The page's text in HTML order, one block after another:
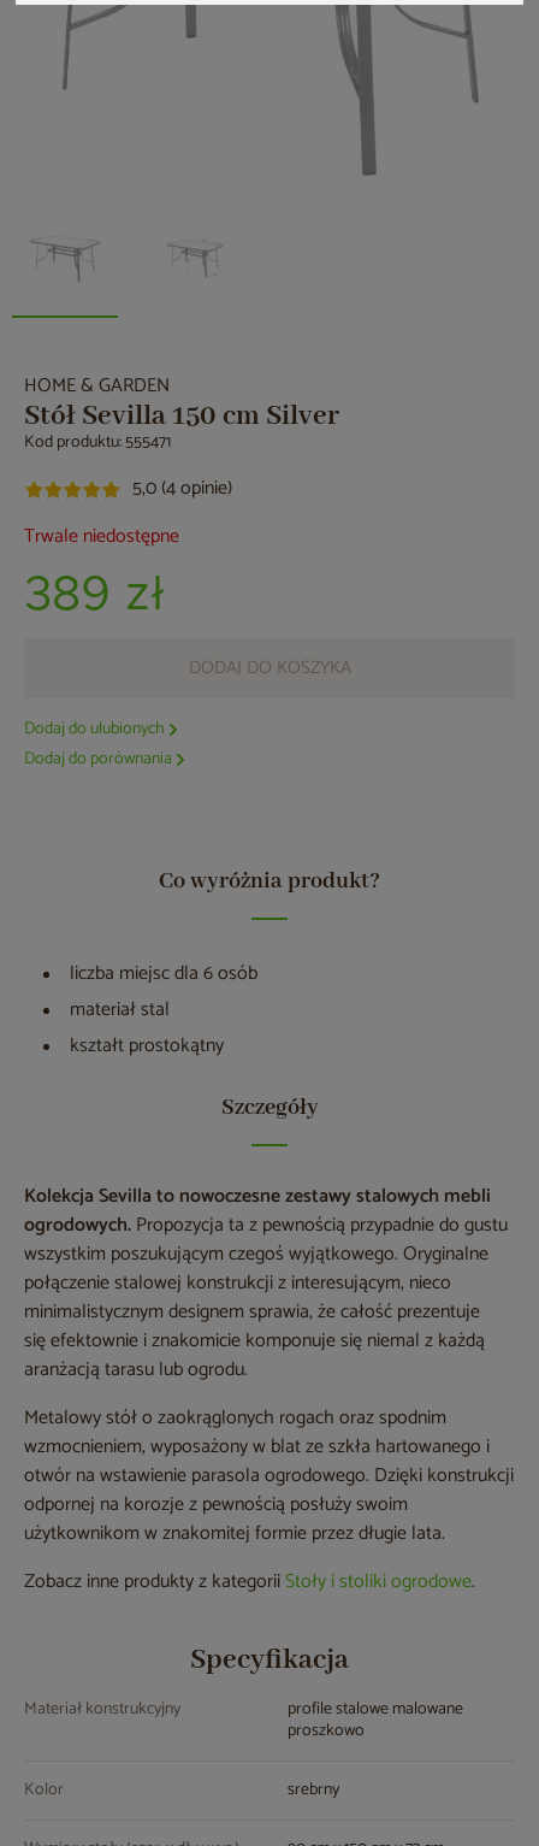
HOME & GARDEN
Stół Sevilla 150 cm Silver
Kod produktu: 555471
5,0 (4 opinie)
Trwale niedostępne
389 zł
DODAJ DO KOSZYKA
Dodaj do ulubionych
Dodaj do porównania
Co wyróżnia produkt?
liczba miejsc dla 6 osób
materiał stal
kształt prostokątny
Szczegóły
Kolekcja Sevilla to nowoczesne zestawy stalowych mebli
ogrodowych.Propozycja ta z pewnością przypadnie do gustu
wszystkim poszukującym czegoś wyjątkowego. Oryginalne
połączenie stalowej konstrukcji z interesującym, nieco
minimalistycznym designem sprawia, że całość prezentuje
się efektownie i znakomicie komponuje się niemal z każdą
aranżacją tarasu lub ogrodu.
Metalowy stół o zaokrąglonych rogach oraz spodnim
wzmocnieniem, wyposażony w blat ze szkła hartowanego i
otwór na wstawienie parasola ogrodowego. Dzięki konstrukcji
odpornej na korozje z pewnością posłuży swoim
użytkownikom w znakomitej formie przez długie lata.
Zobacz inne produkty z kategoriiStoły i stoliki ogrodowe.
Specyfikacja
Materiał konstrukcyjny profile stalowe malowane
proszkowo
Kolor srebrny